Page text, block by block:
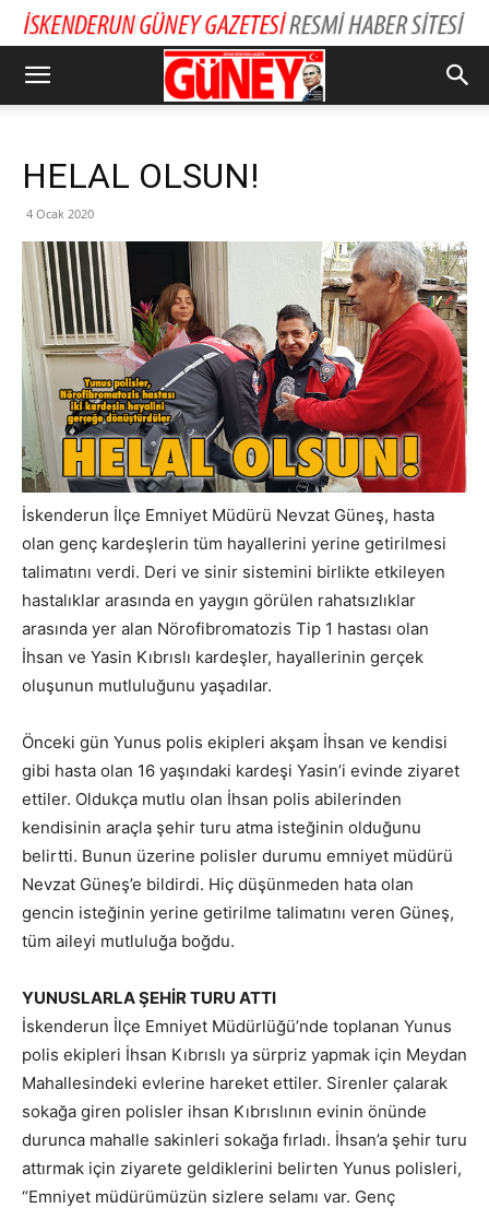
HELAL OLSUN!
4 Ocak 2020
İskenderun İlçe Emniyet Müdürü Nevzat Güneş, hasta
olan genç kardeşlerin tüm hayallerini yerine getirilmesi
talimatını verdi. Deri ve sinir sistemini birlikte etkileyen
hastalıklar arasında en yaygın görülen rahatsızlıklar
arasında yer alan Nörofibromatozis Tip 1 hastası olan
İhsan ve Yasin Kıbrıslı kardeşler, hayallerinin gerçek
oluşunun mutluluğunu yaşadılar.
Önceki gün Yunus polis ekipleri akşam İhsan ve kendisi
gibi hasta olan 16 yaşındaki kardeşi Yasin’i evinde ziyaret
ettiler. Oldukça mutlu olan İhsan polis abilerinden
kendisinin araçla şehir turu atma isteğinin olduğunu
belirtti. Bunun üzerine polisler durumu emniyet müdürü
Nevzat Güneş’e bildirdi. Hiç düşünmeden hata olan
gencin isteğinin yerine getirilme talimatını veren Güneş,
tüm aileyi mutluluğa boğdu.
YUNUSLARLA ŞEHİR TURU ATTI
İskenderun İlçe Emniyet Müdürlüğü’nde toplanan Yunus
polis ekipleri İhsan Kıbrıslı ya sürpriz yapmak için Meydan
Mahallesindeki evlerine hareket ettiler. Sirenler çalarak
sokağa giren polisler ihsan Kıbrıslının evinin önünde
durunca mahalle sakinleri sokağa fırladı. İhsan’a şehir turu
attırmak için ziyarete geldiklerini belirten Yunus polisleri,
“Emniyet müdürümüzün sizlere selamı var. Genç